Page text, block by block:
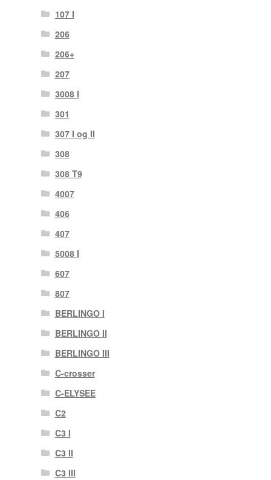
107 I
206
206+
207
3008 I
301
307 I og II
308
308 T9
4007
406
407
5008 I
607
807
BERLINGO I
BERLINGO II
BERLINGO III
C-crosser
C-ELYSEE
C2
C3 I
C3 II
C3 III